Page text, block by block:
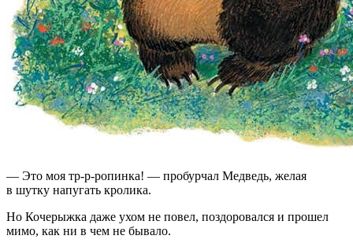
— Это моя тр-р-ропинка! — пробурчал Медведь, желая
в шутку напугать кролика.
Но Кочерыжка даже ухом не повел, поздоровался и прошел
мимо, как ни в чем не бывало.